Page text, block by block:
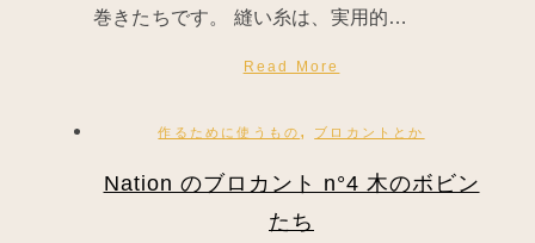
巻きたちです。 縫い糸は、実用的…
Read More
作るために使うもの , ブロカントとか
Nation のブロカント n°4 木のボビン
たち